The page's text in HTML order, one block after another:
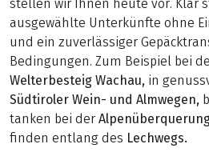
stellen wir Ihnen heute vor. Klar
ausgewählte Unterkünfte ohne
und ein zuverlässiger
Bedingungen. Zum Beispiel bei
Welterbesteig Wachau, in
Südtiroler Wein- und Almwegen,
tanken bei der
finden entlang des Lechwegs.